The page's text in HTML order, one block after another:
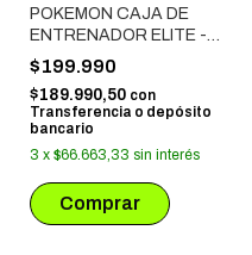
POKEMON CAJA DE
ENTRENADOR ELITE -
MEGAEVOLUCION:
EQUILIBRIO PERFECTO
$199.990
$189.990,50 con
Transferencia o depósito
bancario
3 x $66.663,33 sin interés